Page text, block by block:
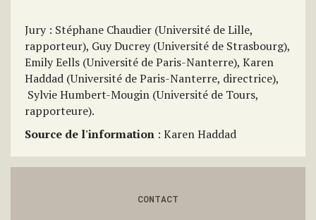
Jury : Stéphane Chaudier (Université de Lille,
rapporteur), Guy Ducrey (Université de Strasbourg),
Emily Eells (Université de Paris-Nanterre), Karen
Haddad (Université de Paris-Nanterre, directrice),
Sylvie Humbert-Mougin (Université de Tours,
rapporteure).
Source de l'information : Karen Haddad
CONTACT